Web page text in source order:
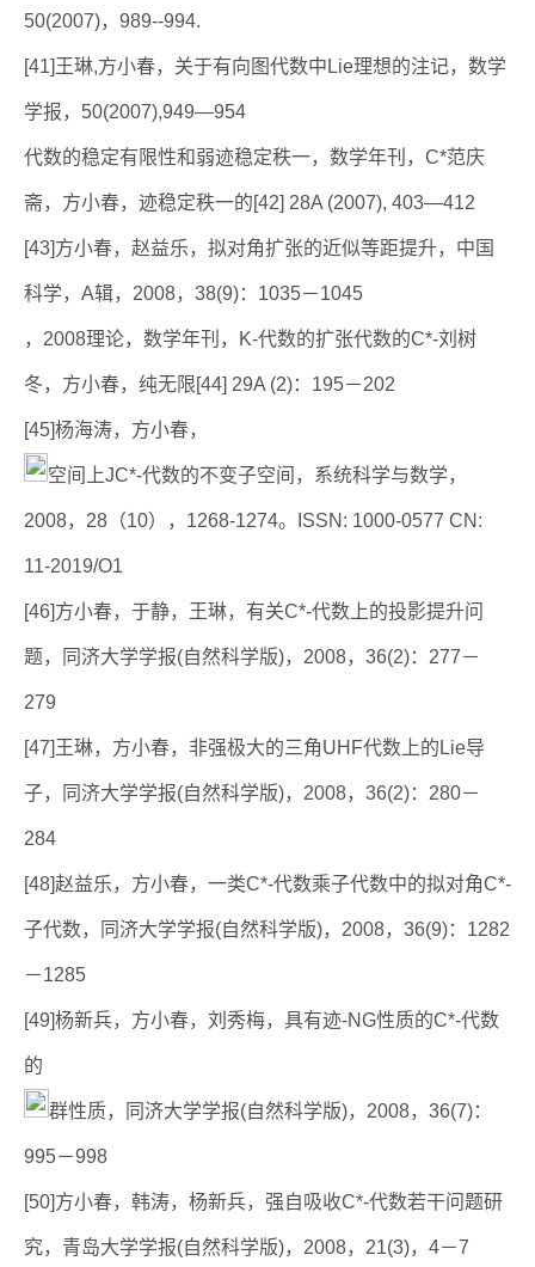
50(2007)，989--994.
[41]王琳,方小春，关于有向图代数中Lie理想的注记，数学
学报，50(2007),949—954
代数的稳定有限性和弱迹稳定秩一，数学年刊，C*范庆
斋，方小春，迹稳定秩一的[42] 28A (2007), 403—412
[43]方小春，赵益乐，拟对角扩张的近似等距提升，中国
科学，A辑，2008，38(9)：1035－1045
，2008理论，数学年刊，K-代数的扩张代数的C*-刘树
冬，方小春，纯无限[44] 29A (2)：195－202
[45]杨海涛，方小春，
空间上JC*-代数的不变子空间，系统科学与数学，
2008，28（10），1268-1274。ISSN: 1000-0577 CN:
11-2019/O1
[46]方小春，于静，王琳，有关C*-代数上的投影提升问
题，同济大学学报(自然科学版)，2008，36(2)：277－
279
[47]王琳，方小春，非强极大的三角UHF代数上的Lie导
子，同济大学学报(自然科学版)，2008，36(2)：280－
284
[48]赵益乐，方小春，一类C*-代数乘子代数中的拟对角C*-
子代数，同济大学学报(自然科学版)，2008，36(9)：1282
－1285
[49]杨新兵，方小春，刘秀梅，具有迹-NG性质的C*-代数
的
群性质，同济大学学报(自然科学版)，2008，36(7)：
995－998
[50]方小春，韩涛，杨新兵，强自吸收C*-代数若干问题研
究，青岛大学学报(自然科学版)，2008，21(3)，4－7